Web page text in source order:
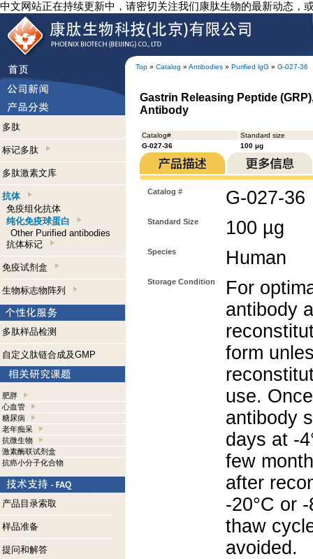
中文网站正在持续更新中，请密切关注我们康肽生物的最新动态，
Top » Catalog » Antibodies » Purified lgG » G-027-36
多肽
标记多肽
多肽激素文库
抗体
免疫组化抗体
纯化免疫球蛋白
Other Purified antibodies
抗体标记
免疫试剂盒
生物标志物阵列
多肽样品检测
自定义肽链合成及GMP
肥胖
心血管
糖尿病
老年痴呆
抗微生物
激素酶联试剂盒
抗癌小分子化合物
产品目录索取
样品准备
提问和解答
Gastrin Releasing Peptide
Antibody
Catalog#
Standard size
G-027-36
100 µg
Catalog # G-027-36
Standard Size 100 µg
Species Human
Storage Condition
For
antibody
form
use.
antibody
days at -
few
after
-20°C or
thaw
avoided.